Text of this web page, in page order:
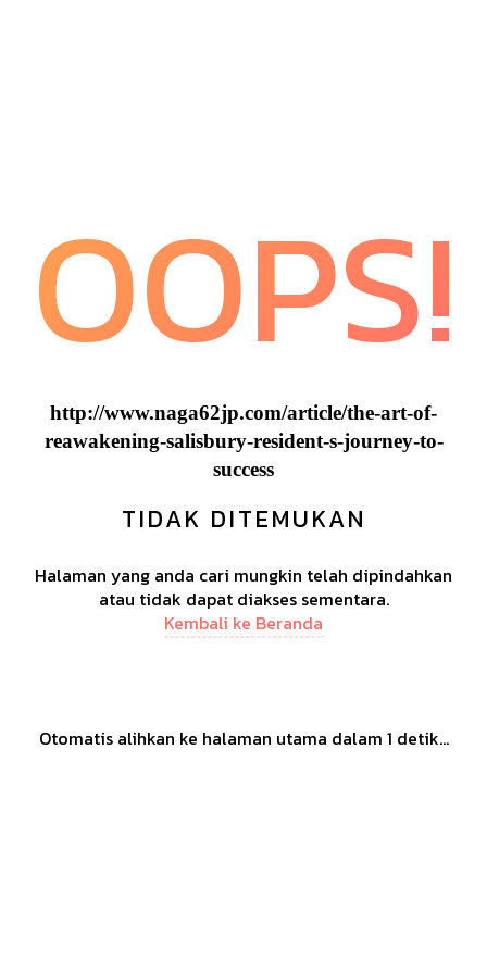
OOPS!
http://www.naga62jp.com/article/the-art-of-
reawakening-salisbury-resident-s-journey-to-
success
TIDAK DITEMUKAN
Halaman yang anda cari mungkin telah dipindahkan
atau tidak dapat diakses sementara.
Kembali ke Beranda
Otomatis alihkan ke halaman utama dalam 1 detik...